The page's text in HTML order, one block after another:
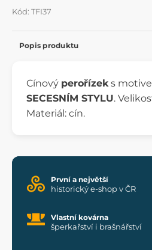
Kód: TFI37
Popis produktu
Cínový perořízeks
SECESNÍM STYLU.
Materiál: cín.
První a největší
historický e-shop v ČR
Vlastní kovárna
šperkařství i brašnářství